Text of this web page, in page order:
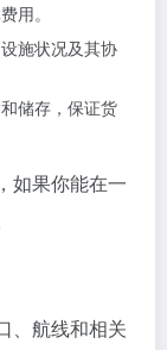
用。
施状况及其协
储存，保证货
如果你能在一
、航线和相关